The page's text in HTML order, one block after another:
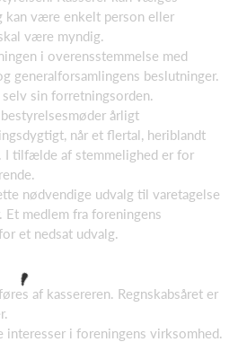
kan være enkelt person eller
være myndig.
i overensstemmelse med
generalforsamlingens beslutninger.
sin forretningsorden.
årligt
når et flertal, heriblandt
I tilfælde af stemmelighed er for
nødvendige udvalg til varetagelse
medlem fra foreningens
et nedsat udvalg.
af kassereren. Regnskabsåret er
interesser i foreningens virksomhed.